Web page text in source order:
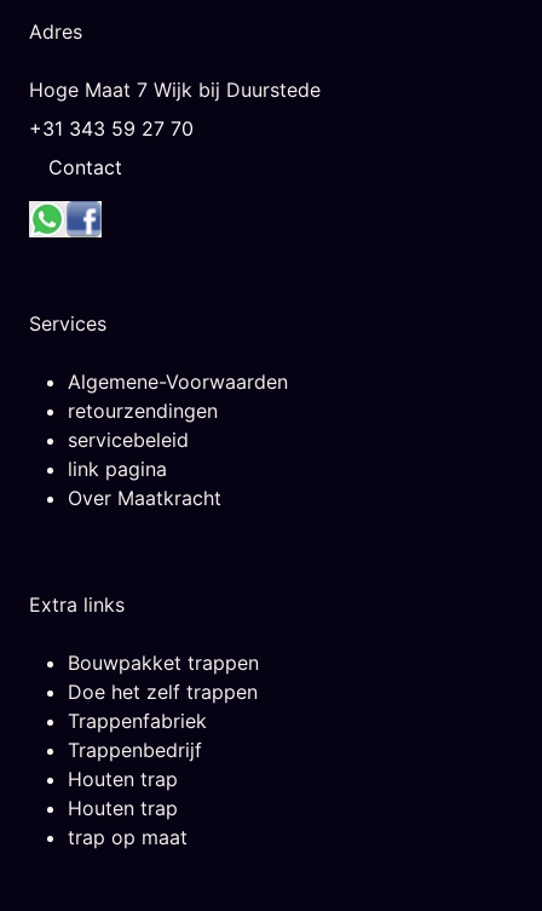
Adres
Hoge Maat 7 Wijk bij Duurstede
+31 343 59 27 70
Contact
Services
Algemene-Voorwaarden
retourzendingen
servicebeleid
link pagina
Over Maatkracht
Extra links
Bouwpakket trappen
Doe het zelf trappen
Trappenfabriek
Trappenbedrijf
Houten trap
Houten trap
trap op maat